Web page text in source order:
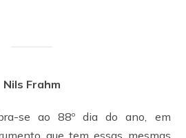
Nils Frahm
se ao 88º dia do ano, em
que tem essas mesmas